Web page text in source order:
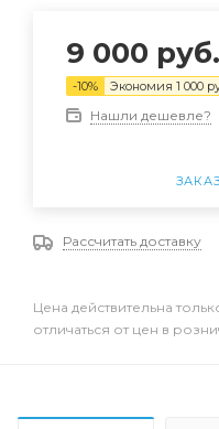
9 000 руб.
-10% Экономия 1 000
Нашли дешевле?
Рассчитать доставку
Цена действительна
отличаться от цен в